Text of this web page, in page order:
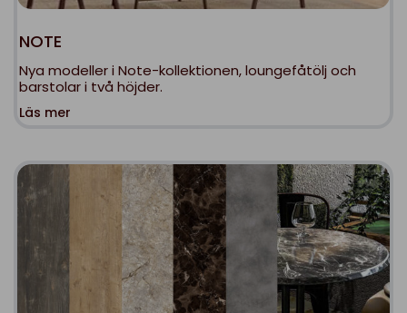
NOTE
Nya modeller i Note-kollektionen, loungefåtölj och
barstolar i två höjder.
Läs mer